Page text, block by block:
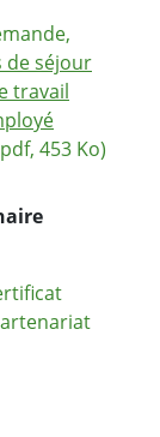
de séjour
travail
453 Ko)